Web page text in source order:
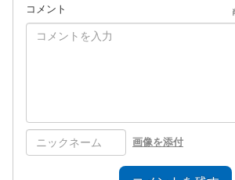
コメント
画像を添付